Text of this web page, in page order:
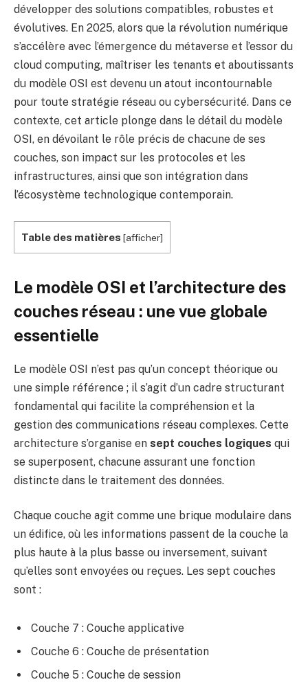
développer des solutions compatibles, robustes et
évolutives. En 2025, alors que la révolution numérique
s’accélère avec l’émergence du métaverse et l’essor du
cloud computing, maîtriser les tenants et aboutissants
du modèle OSI est devenu un atout incontournable
pour toute stratégie réseau ou cybersécurité. Dans ce
contexte, cet article plonge dans le détail du modèle
OSI, en dévoilant le rôle précis de chacune de ses
couches, son impact sur les protocoles et les
infrastructures, ainsi que son intégration dans
l’écosystème technologique contemporain.
Table des matières [afficher]
Le modèle OSI et l’architecture des
couches réseau : une vue globale
essentielle
Le modèle OSI n’est pas qu’un concept théorique ou
une simple référence ; il s’agit d’un cadre structurant
fondamental qui facilite la compréhension et la
gestion des communications réseau complexes. Cette
architecture s’organise en sept couches logiques qui
se superposent, chacune assurant une fonction
distincte dans le traitement des données.
Chaque couche agit comme une brique modulaire dans
un édifice, où les informations passent de la couche la
plus haute à la plus basse ou inversement, suivant
qu’elles sont envoyées ou reçues. Les sept couches
sont :
Couche 7 : Couche applicative
Couche 6 : Couche de présentation
Couche 5 : Couche de session